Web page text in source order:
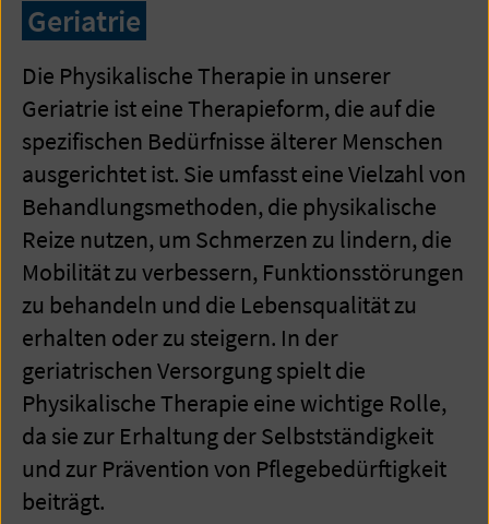
Geriatrie
Die Physikalische Therapie in unserer
Geriatrie ist eine Therapieform, die auf die
spezifischen Bedürfnisse älterer Menschen
ausgerichtet ist. Sie umfasst eine Vielzahl von
Behandlungsmethoden, die physikalische
Reize nutzen, um Schmerzen zu lindern, die
Mobilität zu verbessern, Funktionsstörungen
zu behandeln und die Lebensqualität zu
erhalten oder zu steigern. In der
geriatrischen Versorgung spielt die
Physikalische Therapie eine wichtige Rolle,
da sie zur Erhaltung der Selbstständigkeit
und zur Prävention von Pflegebedürftigkeit
beiträgt.